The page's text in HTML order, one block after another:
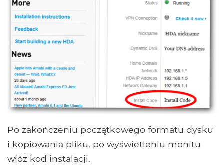
Po zakończeniu początkowego formatu dysku
i kopiowania pliku, po wyświetleniu monitu
włóż kod instalacji.